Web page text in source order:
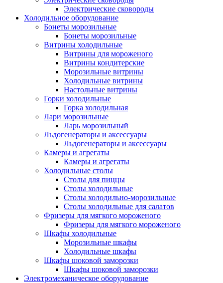
Электрические сковороды
Холодильное оборудование
Бонеты морозильные
Бонеты морозильные
Витрины холодильные
Витрины для мороженого
Витрины кондитерские
Морозильные витрины
Холодильные витрины
Настольные витрины
Горки холодильные
Горка холодильная
Лари морозильные
Ларь морозильный
Льдогенераторы и аксессуары
Льдогенераторы и аксессуары
Камеры и агрегаты
Камеры и агрегаты
Холодильные столы
Столы для пиццы
Столы холодильные
Столы холодильно-морозильные
Столы холодильные для салатов
Фризеры для мягкого мороженого
Фризеры для мягкого мороженого
Шкафы холодильные
Mорозильные шкафы
Холодильные шкафы
Шкафы шоковой заморозки
Шкафы шоковой заморозки
Электромеханическое оборудование